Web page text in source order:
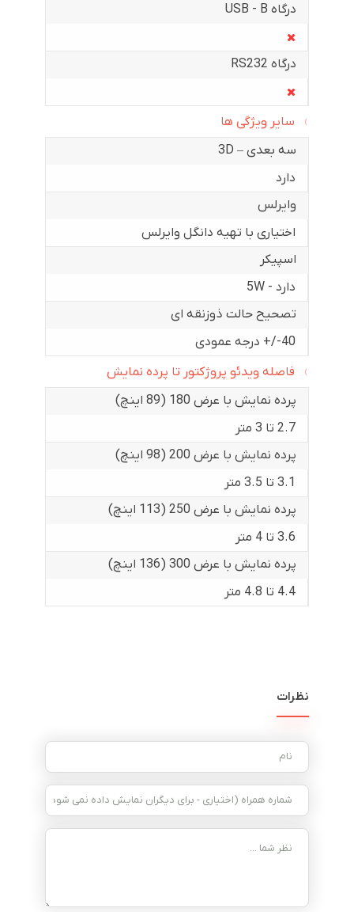
درگاه USB - B
درگاه RS232
سایر ویژگی ها
سه بعدی – 3D
دارد
وایرلس
اختیاری با تهیه دانگل وایرلس
اسپیکر
دارد - 5W
تصحیح حالت ذوزنقه ای
40-/+ درجه عمودی
فاصله ویدئو پروژکتور تا پرده نمایش
پرده نمایش با عرض 180 (89 اینچ)
2.7 تا 3 متر
پرده نمایش با عرض 200 (98 اینچ)
3.1 تا 3.5 متر
پرده نمایش با عرض 250 (113 اینچ)
3.6 تا 4 متر
پرده نمایش با عرض 300 (136 اینچ)
4.4 تا 4.8 متر
نظرات